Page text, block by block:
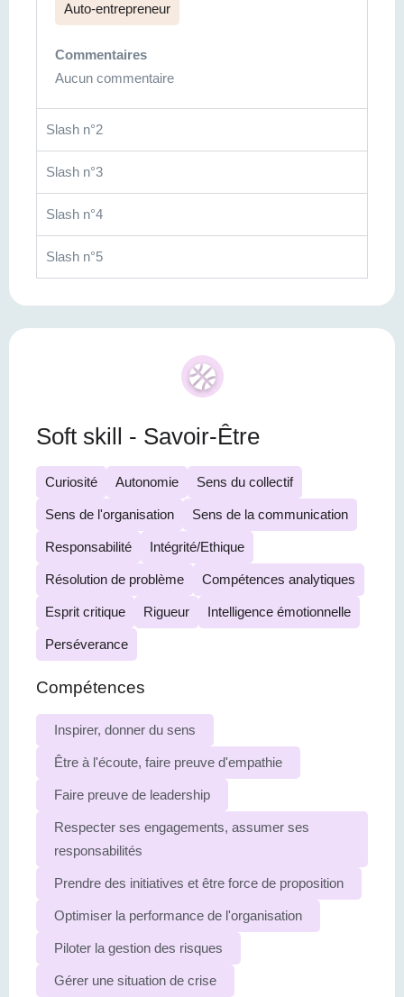
Auto-entrepreneur
Commentaires
Aucun commentaire
Slash n°2
Slash n°3
Slash n°4
Slash n°5
Soft skill - Savoir-Être
Curiosité Autonomie Sens du collectif
Sens de l'organisation Sens de la communication
Responsabilité Intégrité/Ethique
Résolution de problème Compétences analytiques
Esprit critique Rigueur Intelligence émotionnelle
Perséverance
Compétences
Inspirer, donner du sens
Être à l'écoute, faire preuve d'empathie
Faire preuve de leadership
Respecter ses engagements, assumer ses
responsabilités
Prendre des initiatives et être force de proposition
Optimiser la performance de l'organisation
Piloter la gestion des risques
Gérer une situation de crise